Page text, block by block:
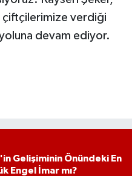
çiftçilerimize verdiği
devam ediyor.
Gelişiminin Önündeki En
Engel İmar mı?